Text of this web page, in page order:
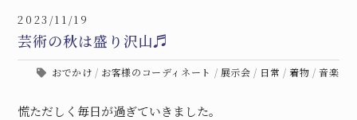
2023/11/19
芸術の秋は盛り沢山♬
おでかけ / お客様のコーディネート / 展示会 / 日常 /着物 /音楽
慌ただしく毎日が過ぎていきました。